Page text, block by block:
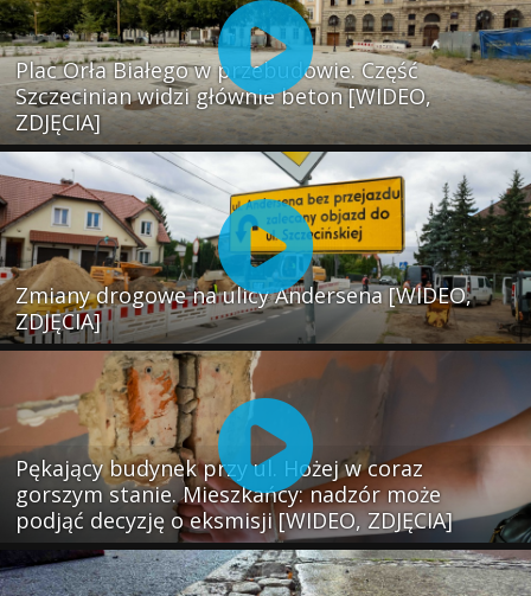
Plac Orła Białego w przebudowie. Część
Szczecinian widzi głównie beton [WIDEO,
ZDJĘCIA]
Zmiany drogowe na ulicy Andersena [WIDEO,
ZDJĘCIA]
Pękający budynek przy ul. Hożej w coraz
gorszym stanie. Mieszkańcy: nadzór może
podjąć decyzję o eksmisji [WIDEO, ZDJĘCIA]